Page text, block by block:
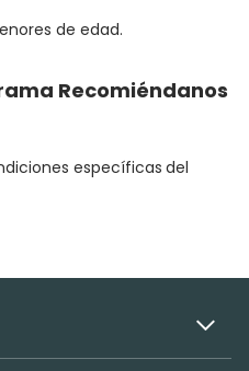
de edad.
Recomiéndanos
específicas del